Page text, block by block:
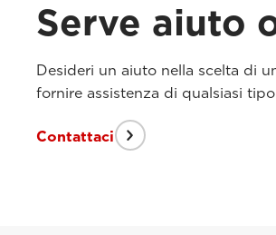
Serve aiuto
Desideri un aiuto nella scelta di
fornire assistenza di qualsiasi tipo
Contattaci